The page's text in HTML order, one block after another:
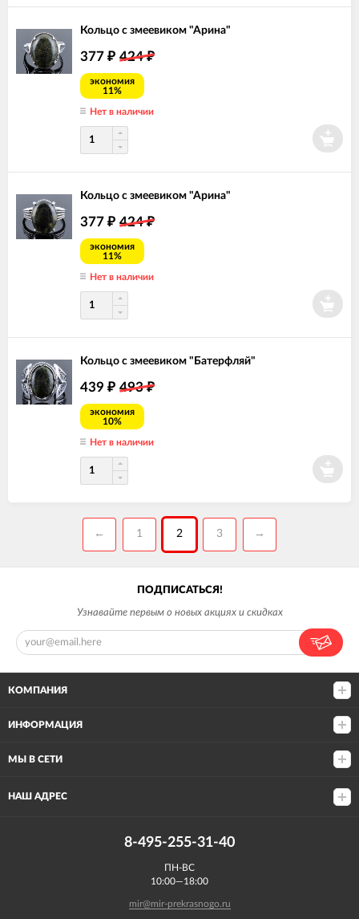
Кольцо с змеевиком "Арина"
377 ₽ 424₽
экономия
11%
Нет в наличии
Кольцо с змеевиком "Арина"
377 ₽ 424₽
экономия
11%
Нет в наличии
Кольцо с змеевиком "Батерфляй"
439 ₽ 493₽
экономия
10%
Нет в наличии
← 1 2 3 →
ПОДПИСАТЬСЯ!
Узнавайте первым о новых акциях и скидках
КОМПАНИЯ
ИНФОРМАЦИЯ
МЫ В СЕТИ
НАШ АДРЕС
8-495-255-31-40
ПН-ВС
10:00—18:00
mir@mir-prekrasnogo.ru